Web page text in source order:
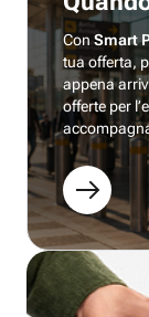
ConSmart
tua offerta,
appena
offerte per